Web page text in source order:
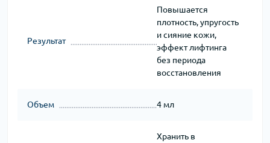
Результат
Повышается
плотность, упругость
и сияние кожи,
эффект лифтинга
без периода
восстановления
Объем 4 мл
Хранить в